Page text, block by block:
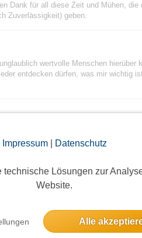
Impressum| Datenschutz
Lösungen zur
Website.
Alle
Dank für all diese Zeit und Mühen,
Zuverlässigkeit) geben.
wertvolle Menschen hierüber
entdecken dürfen, was mir wichtig
sich dem Ende zu. All die Jahre
dass es euch gibt! Eine super
in meinem nächsten Umfeld,
mehr verlängere, danke euch sehr
ein Freund die Berliner Singles jetzt
und eines Tages hat mir ein Mann